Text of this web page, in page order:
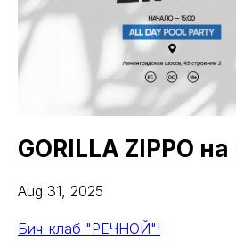
GORILLA ZIPPO
Aug 31, 2025
Бич-клаб "РЕЧНОЙ"!